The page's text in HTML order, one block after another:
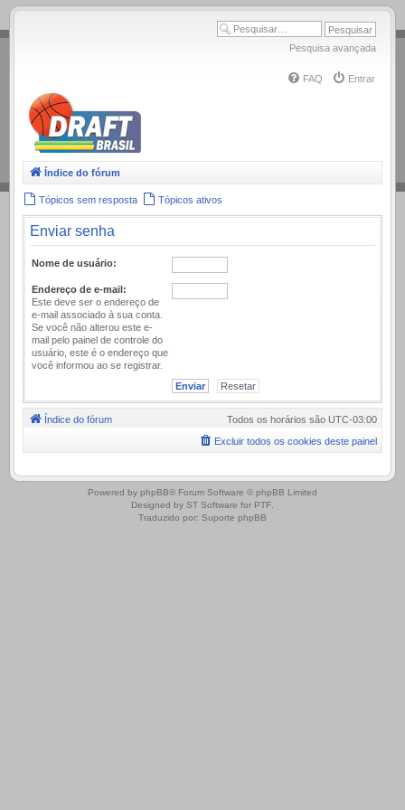
.
Pesquisa avançada
FAQ Entrar
Índice do fórum
Tópicos sem resposta Tópicos ativos
Enviar senha
Nome de usuário:
Endereço de e-mail:
Este deve ser o endereço de
e-mail associado à sua conta.
Se você não alterou este e-
mail pelo painel de controle do
usuário, este é o endereço que
você informou ao se registrar.
Índice do fórum Todos os horários são UTC-03:00
Excluir todos os cookies deste painel
.
Powered by phpBB® Forum Software © phpBB Limited
Designed by ST Software for PTF.
Traduzido por: Suporte phpBB